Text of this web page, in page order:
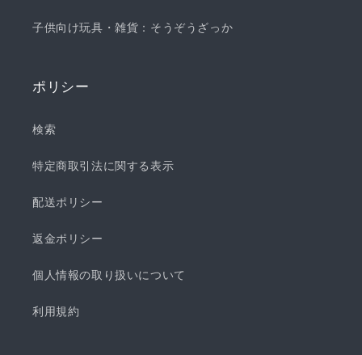
子供向け玩具・雑貨：そうぞうざっか
ポリシー
検索
特定商取引法に関する表示
配送ポリシー
返金ポリシー
個人情報の取り扱いについて
利用規約